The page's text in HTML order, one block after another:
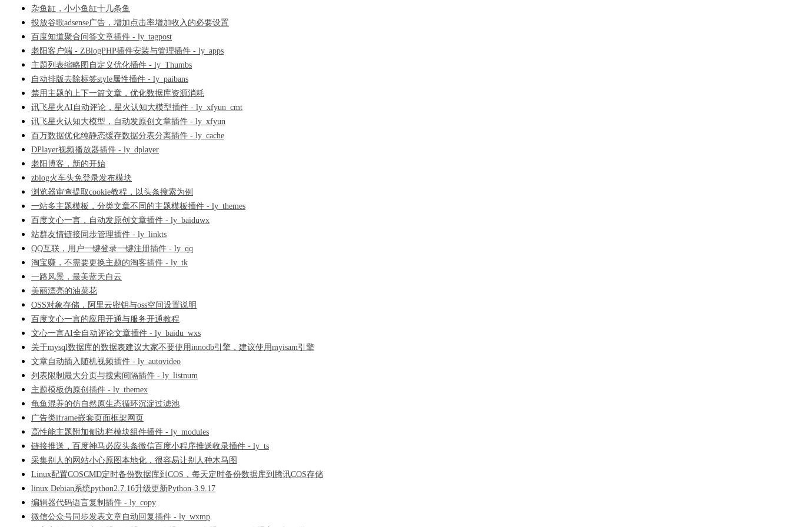
杂鱼缸，小小鱼缸十几条鱼
投放谷歌adsense广告，增加点击率增加收入的必要设置
百度知道聚合问答文章插件 - ly_tagpost
老阳客户端 - ZBlogPHP插件安装与管理插件 - ly_apps
主题列表缩略图自定义优化插件 - ly_Thumbs
自动排版去除标签style属性插件 - ly_paibans
禁用主题的上下一篇文章，优化数据库资源消耗
讯飞星火AI自动评论，星火认知大模型插件 - ly_xfyun_cmt
讯飞星火认知大模型，自动发原创文章插件 - ly_xfyun
百万数据优化纯静态缓存数据分表分离插件 - ly_cache
DPlayer视频播放器插件 - ly_dplayer
老阳博客，新的开始
zblog火车头免登录发布模块
浏览器审查提取cookie教程，以头条搜索为例
一站多主题模板，分类文章不同的主题模板插件 - ly_themes
百度文心一言，自动发原创文章插件 - ly_baiduwx
站群友情链接同步管理插件 - ly_linkts
QQ互联，用户一键登录一键注册插件 - ly_qq
淘宝赚，不需要更换主题的淘客插件 - ly_tk
一路风景，最美蓝天白云
美丽漂亮的油菜花
OSS对象存储，阿里云密钥与oss空间设置说明
百度文心一言的应用开通与服务开通教程
文心一言AI全自动评论文章插件 - ly_baidu_wxs
关于mysql数据库的数据表建议大家不要使用innodb引擎，建议使用myisam引擎
文章自动插入随机视频插件 - ly_autovideo
列表限制最大分页与搜索间隔插件 - ly_listnum
主题模板伪原创插件 - ly_themex
龟鱼混养的仿自然原生态循环沉淀过滤池
广告类iframe嵌套页面框架网页
高性能主题附加侧边栏模块组件插件 - ly_modules
链接推送，百度神马必应头条微信百度小程序推送收录插件 - ly_ts
采集别人的网站小心原图本地化，很容易让别人种木马图
Linux配置COSCMD定时备份数据库到COS，每天定时备份数据库到腾讯COS存储
linux Debian系统python2.7.16升级更新Python-3.9.17
编辑器代码语言复制插件 - ly_copy
微信公众号同步发表文章自动回复插件 - ly_wxmp